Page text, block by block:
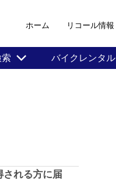
ホーム リコール情報
索 バイクレンタル
される方に届